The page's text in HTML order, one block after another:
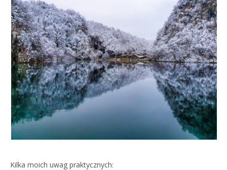
Kilka moich uwag praktycznych: